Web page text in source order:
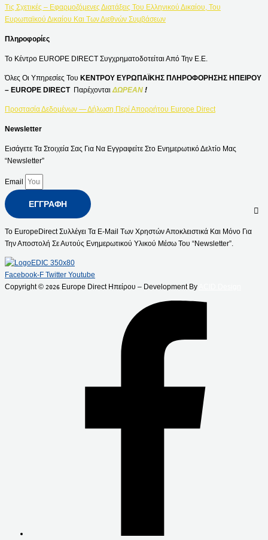
Τις Σχετικές – Εφαρμοζόμενες Διατάξεις Του Ελληνικού Δικαίου, Του
Ευρωπαϊκού Δικαίου Και Των Διεθνών Συμβάσεων
Πληροφορίες
Το Κέντρο EUROPE DIRECT Συγχρηματοδοτείται Από Την Ε.Ε.
Όλες Οι Υπηρεσίες Του ΚΕΝΤΡΟΥ ΕΥΡΩΠΑΪΚΗΣ ΠΛΗΡΟΦΟΡΗΣΗΣ ΗΠΕΙΡΟΥ
– EUROPE DIRECT Παρέχονται ΔΩΡΕΑΝ !
Προστασία Δεδομένων — Δήλωση Περί Απορρήτου Europe Direct
Newsletter
Εισάγετε Τα Στοιχεία Σας Για Να Εγγραφείτε Στο Ενημερωτικό Δελτίο Μας
“Newsletter”
Email
ΕΓΓΡΑΦΉ
Το EuropeDirect Συλλέγει Τα E-Mail Των Χρηστών Αποκλειστικά Και Μόνο Για
Την Αποστολή Σε Αυτούς Ενημερωτικού Υλικού Μέσω Του “Newsletter”.
Facebook-F Twitter Youtube
Copyright © 2026 Europe Direct Ηπείρου – Development By